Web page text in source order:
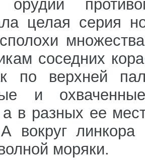
орудий
целая серия
соседних
по верхней
и
а в разных ее
вокруг
моряки.